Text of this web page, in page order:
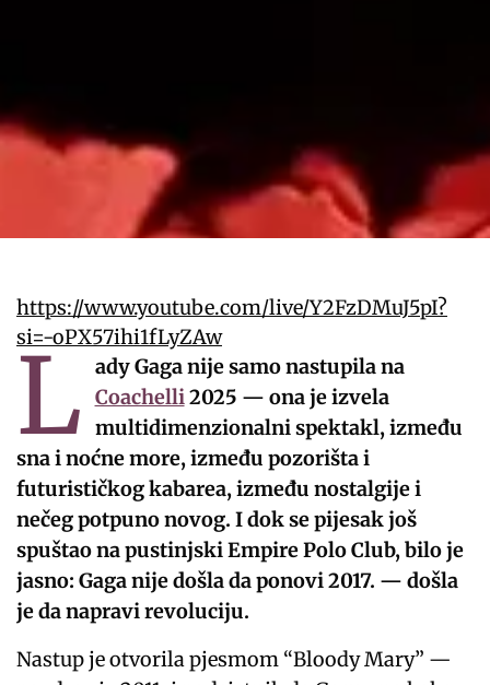
https://www.youtube.com/live/Y2FzDMuJ5pI?
si=-oPX57ihi1fLyZAw
L
ady Gaga nije samo nastupila na
Coachelli2025 — ona je izvela
multidimenzionalni spektakl, između
sna i noćne more, između pozorišta i
futurističkog kabarea, između nostalgije i
nečeg potpuno novog. I dok se pijesak još
spuštao na pustinjski Empire Polo Club, bilo je
jasno: Gaga nije došla da ponovi 2017. — došla
je da napravi revoluciju.
Nastup je otvorila pjesmom “Bloody Mary” —